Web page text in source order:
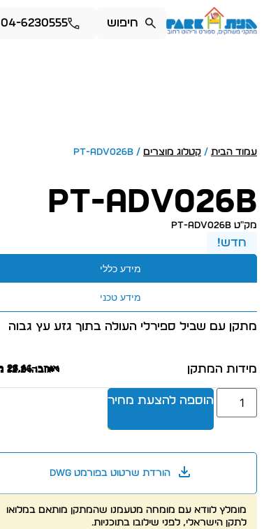
04-6230555
עמוד הבית / קטלוג מוצרים / PT-ADV026B
PT-ADV026B
מק״ט PT-ADV026B
חדש!
מידע כללי
מידע טכני
מתקן עם שביל ספירלי העולה בתוך גזע עץ גבוה
מידות המתקן אורך: 26.41 מטר
רוחב: 27.66 מטר
גובה: 12.2 מטר
הוספה להצעת מחיר
הורדת שרטוט בפורמט dwg
מומלץ לוודא עם מומחה מטעמנו שהמתקן מותאם במלואו
לתקן הישראלי, לפני שילובו בתוכניות.